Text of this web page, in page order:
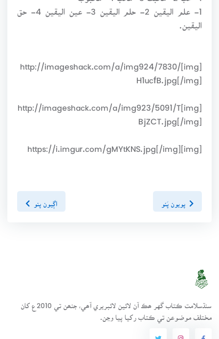
اليقين.
[img]http://imageshack.com/a/img924/7830/
H1ucfB.jpg[/img]
[img]http://imageshack.com/a/img923/5091/T
BjZCT.jpg[/img]
[img]https://i.imgur.com/gMYtKNS.jpg[/img]
پويون پَنو اڳيون پنو
سنڌسلامت ڪتاب گهر ھڪ آن لائين لائبريري آھي، جنھن تي 2010ع کان
مختلف موضوعن تي ڪتاب رکيا پيا وڃن.